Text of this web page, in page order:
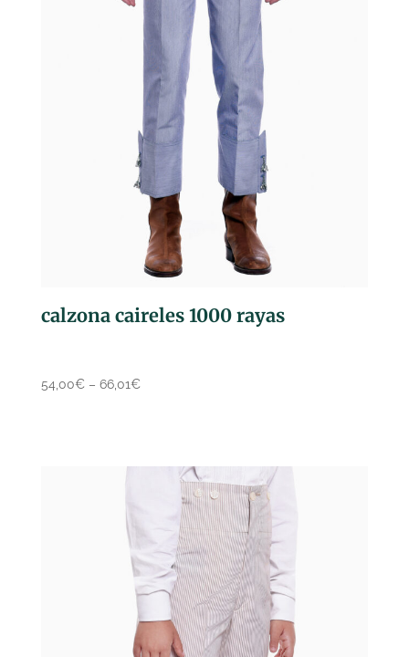
calzona caireles 1000 rayas
54,00€– 66,01€